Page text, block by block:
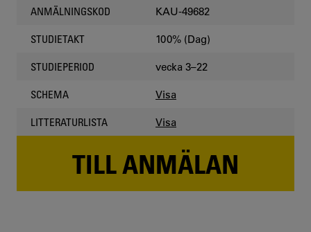
ANMÄLNINGSKOD KAU-49682
STUDIETAKT 100% (Dag)
STUDIEPERIOD vecka 3–22
SCHEMA Visa
LITTERATURLISTA Visa
TILL ANMÄLAN